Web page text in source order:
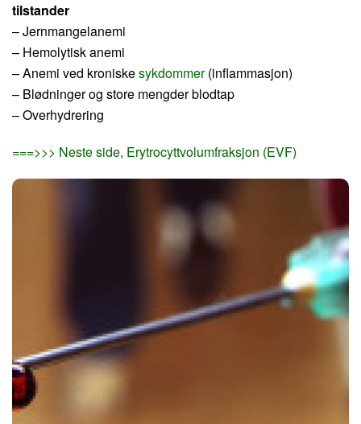
tilstander
– Jernmangelanemi
– Hemolytisk anemi
– Anemi ved kroniskesykdommer(inflammasjon)
– Blødninger og store mengder blodtap
– Overhydrering
===>>> Neste side, Erytrocyttvolumfraksjon (EVF)